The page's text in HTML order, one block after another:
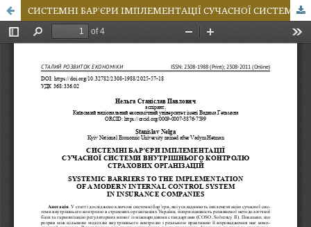
СИСТЕМНІ БАР’ЄРИ ІМПЛЕМЕНТАЦІЇ СУЧАСНОЇ СИСТЕМИ ВНУТРІШНЬОГО КОНТРОЛЮ СТРАХОВИХ ОРГАНІЗАЦІЙ